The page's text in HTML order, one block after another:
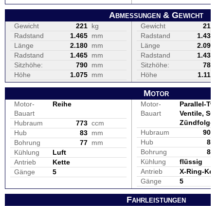
Abmessungen & Gewicht
Gewicht 221 kg
Radstand
1.465 mm
Länge
2.180 mm
Radstand
1.465 mm
Sitzhöhe:
790 mm
Höhe
1.075 mm
Gewicht
216
Radstand
1.435
Länge
2.090
Radstand
1.435
Sitzhöhe:
780
Höhe
1.115
Motor
Motor-
Bauart
Reihe
Hubraum 773 ccm
Hub
83 mm
Bohrung
77 mm
Kühlung
Luft
Antrieb
Kette
Gänge
5
Motor-
Bauart
Parallel-
Ventile,
Zündfolge
Hubraum
900
Hub
80
Bohrung
85
Kühlung
flüssig
Antrieb
X-Ring-
Gänge
5
Fahrleistungen